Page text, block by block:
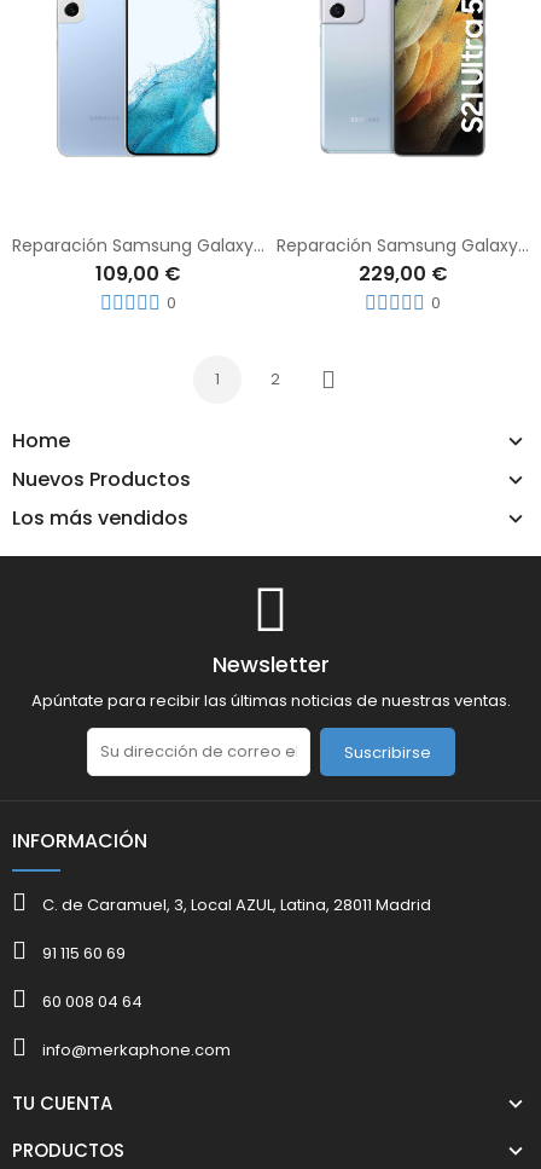
Home
Nuevos Productos
Los más vendidos
Reparación Samsung Galaxy S22
109,00 €
0
Reparación Samsung Galaxy S21 Ultra
229,00 €
0
1 2
Siguiente
Newsletter
Apúntate para recibir las últimas noticias de nuestras ventas.
Suscribirse
INFORMACIÓN
C. de Caramuel, 3, Local AZUL, Latina, 28011 Madrid
91 115 60 69
60 008 04 64
info@merkaphone.com
TU CUENTA
PRODUCTOS